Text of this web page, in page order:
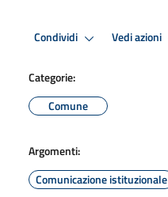
Condividi Vedi azioni
Categorie:
Comune
Argomenti:
Comunicazione istituzionale